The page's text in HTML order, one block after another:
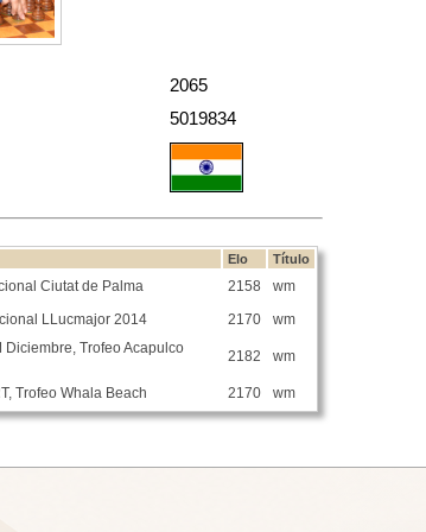
2065
5019834
Elo Título
Ciutat de Palma 2158
wm
LLucmajor 2014 2170 wm
Diciembre, Trofeo Acapulco
2182 wm
Trofeo Whala Beach 2170 wm